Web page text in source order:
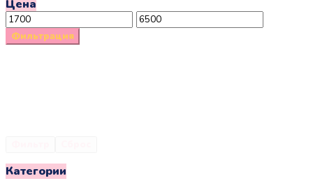
Цена
Минимальная
цена
Максимальная
цена
Фильтрация
Категории